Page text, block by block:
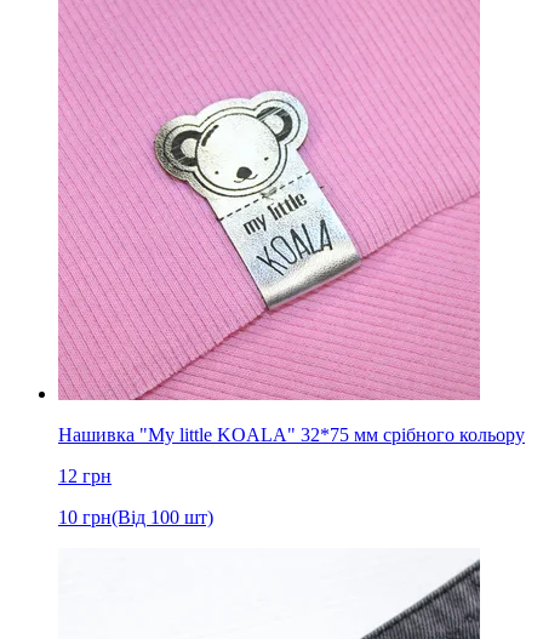
Нашивка "My little KOALA" 32*75 мм срібного кольору
12 грн
10 грн(Від 100 шт)